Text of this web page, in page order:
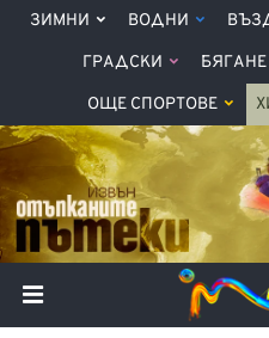
ЗИМНИ ВОДНИ
ГРАДСКИ БЯГАНЕ
ОЩЕ СПОРТОВЕ